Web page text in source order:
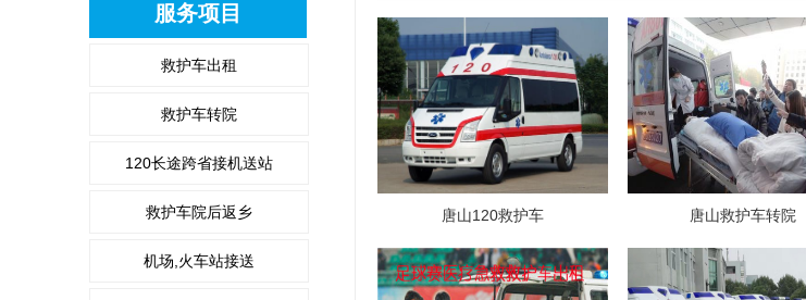
服务项目
救护车出租
救护车转院
120长途跨省接机送站
救护车院后返乡
机场,火车站接送
唐山120救护车 唐山救护车转院